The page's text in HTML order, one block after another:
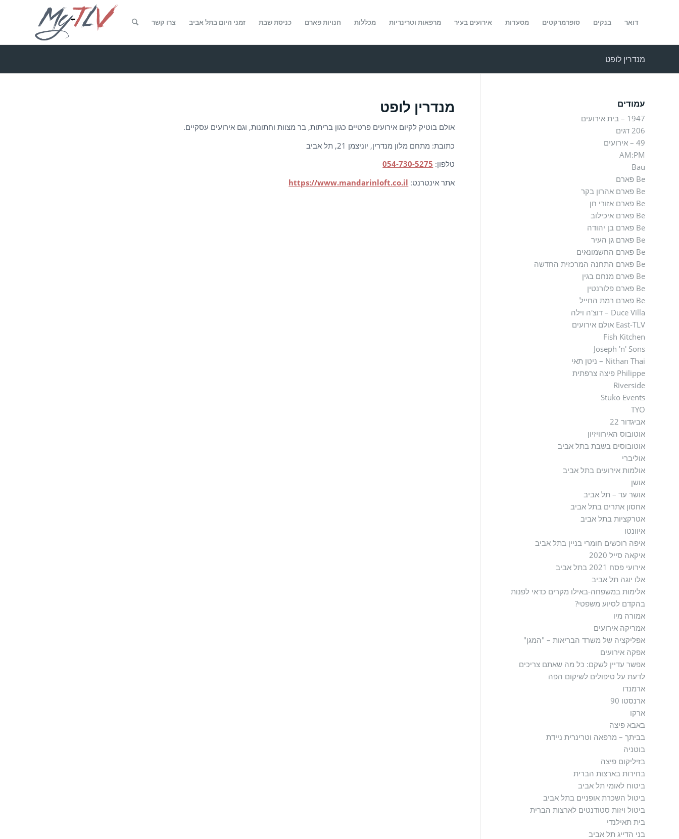
דואר בנקים סופרמרקטים מסעדות אירועים בעיר מרפאות וטרינריות מכללות חנויות פארם כניסת שבת זמני היום בתל אביב צרו קשר
מנדרין לופט
מנדרין לופט
אולם בוטיק לקיום אירועים פרטיים כגון בריתות, בר מצוות וחתונות, וגם אירועים עסקיים.
כתובת: מתחם מלון מנדרין, יוניצמן 21, תל אביב
טלפון: 054-730-5275
אתר אינטרנט: https://www.mandarinloft.co.il
עמודים
1947 – בית אירועים
206 דגים
49 – אירועים
AM:PM
Bau
Be פארם
Be פארם אהרון בקר
Be פארם אזורי חן
Be פארם איכילוב
Be פארם בן יהודה
Be פארם גן העיר
Be פארם החשמונאים
Be פארם התחנה המרכזית החדשה
Be פארם מנחם בגין
Be פארם פלורנטין
Be פארם רמת החייל
Duce Villa – דוצ'ה וילה
East-TLV אולם אירועים
Fish Kitchen
Joseph 'n' Sons
Nithan Thai – ניטן תאי
Philippe פיצה צרפתית
Riverside
Stuko Events
TYO
אביגדור 22
אוטובוס האירוויזיון
אוטובוסים בשבת בתל אביב
אוליברי
אולמות אירועים בתל אביב
אושן
אושר עד – תל אביב
אחסון אתרים בתל אביב
אטרקציות בתל אביב
איוונטו
איפה רוכשים חומרי בניין בתל אביב
איקאה סייל 2020
אירועי פסח 2021 בתל אביב
אלו יוגה תל אביב
אלימות במשפחה-באילו מקרים כדאי לפנות
בהקדם לסיוע משפטי?
אמורה מיו
אמריקה אירועים
אפליקציה של משרד הבריאות – "המגן"
אפקה אירועים
אפשר עדיין לשקם: כל מה שאתם צריכים
לדעת על טיפולים לשיקום הפה
ארמנדו
ארנסטו 90
ארקו
באבא פיצה
בביתך – מרפאה וטרינרית ניידת
בוטניה
בזיליקום פיצה
בחירות בארצות הברית
ביטוח לאומי תל אביב
ביטול השכרת אופניים בתל אביב
ביטול ויזות סטודנטים לארצות הברית
בית תאילנדי
בני הדייג תל אביב